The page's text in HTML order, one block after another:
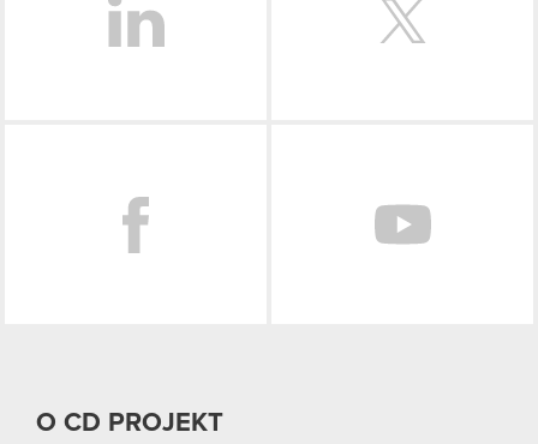
O CD PROJEKT